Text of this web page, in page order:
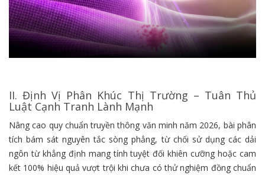
II. Định Vị Phân Khúc Thị Trường – Tuân Thủ
Luật Cạnh Tranh Lành Mạnh
Nâng cao quy chuẩn truyền thông văn minh năm 2026, bài phân
tích bám sát nguyên tắc sòng phẳng, từ chối sử dụng các dải
ngôn từ khẳng định mang tính tuyệt đối khiên cưỡng hoặc cam
kết 100% hiệu quả vượt trội khi chưa có thử nghiệm đồng chuẩn